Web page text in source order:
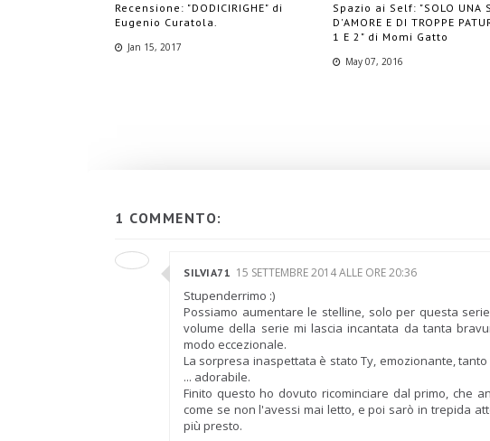
Recensione: "DODICIRIGHE" di
Eugenio Curatola.
Jan 15, 2017
Spazio ai Self: "SOLO UNA
D'AMORE E DI TROPPE
1 E 2" di Momi Gatto
May 07, 2016
1 COMMENTO:
SILVIA71 15 SETTEMBRE 2014 ALLE ORE 20:36
Stupenderrimo :)
Possiamo aumentare le stelline, solo per questa
volume della serie mi lascia incantata da tanta
modo eccezionale.
La sorpresa inaspettata è stato Ty, emozionante,
... adorabile.
Finito questo ho dovuto ricominciare dal primo, che
come se non l'avessi mai letto, e poi sarò in trepida
più presto.